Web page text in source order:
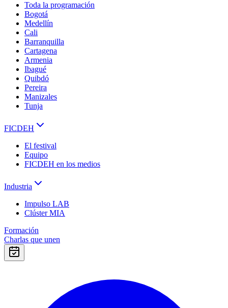
Toda la programación
Bogotá
Medellín
Cali
Barranquilla
Cartagena
Armenia
Ibagué
Quibdó
Pereira
Manizales
Tunja
FICDEH
El festival
Equipo
FICDEH en los medios
Industria
Impulso LAB
Clúster MIA
Formación
Charlas que unen